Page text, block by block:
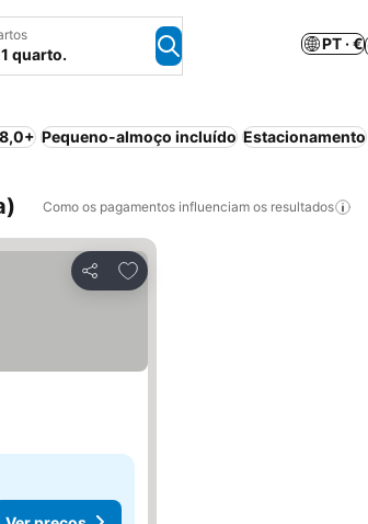
quarto.
PT · €
Pequeno-almoço incluído Estacionamento
Como os pagamentos influenciam os resultados
Partilhar
Adicionar aos favoritos